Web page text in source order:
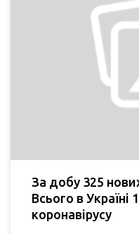
За добу 325
Всього в Україні
коронавірусу